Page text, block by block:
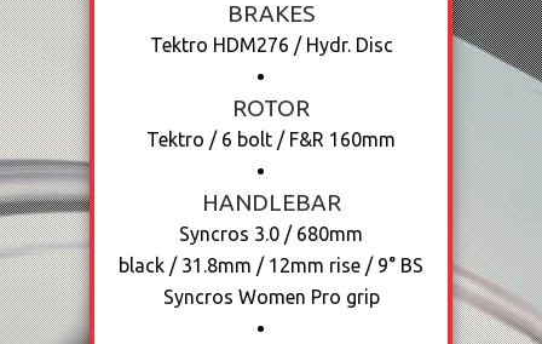
BRAKES
Tektro HDM276 / Hydr. Disc
ROTOR
Tektro / 6 bolt / F&R 160mm
HANDLEBAR
Syncros 3.0 / 680mm
black / 31.8mm / 12mm rise / 9° BS
Syncros Women Pro grip